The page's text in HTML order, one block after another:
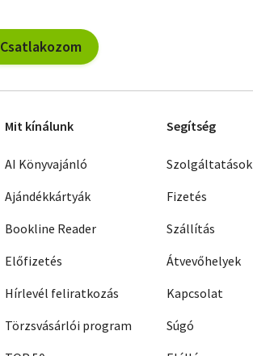
Csatlakozom
Mit kínálunk
AI Könyvajánló
Ajándékkártyák
Bookline Reader
Előfizetés
Hírlevél feliratkozás
Törzsvásárlói program
Segítség
Szolgáltatások
Fizetés
Szállítás
Átvevőhelyek
Kapcsolat
Súgó